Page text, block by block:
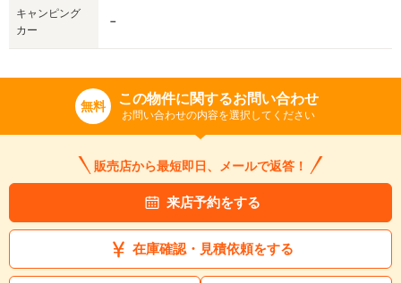
キャンピング
カー
－
無料 この物件に関するお問い合わせ
お問い合わせの内容を選択してください
販売店から最短即日、メールで返答！
来店予約をする
在庫確認・見積依頼をする